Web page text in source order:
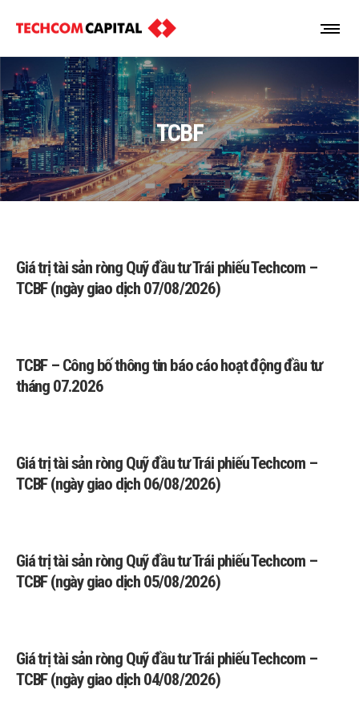
TCBF
Giá trị tài sản ròng Quỹ đầu tư Trái phiếu Techcom –
TCBF (ngày giao dịch 07/08/2026)
TCBF – Công bố thông tin báo cáo hoạt động đầu tư
tháng 07.2026
Giá trị tài sản ròng Quỹ đầu tư Trái phiếu Techcom –
TCBF (ngày giao dịch 06/08/2026)
Giá trị tài sản ròng Quỹ đầu tư Trái phiếu Techcom –
TCBF (ngày giao dịch 05/08/2026)
Giá trị tài sản ròng Quỹ đầu tư Trái phiếu Techcom –
TCBF (ngày giao dịch 04/08/2026)